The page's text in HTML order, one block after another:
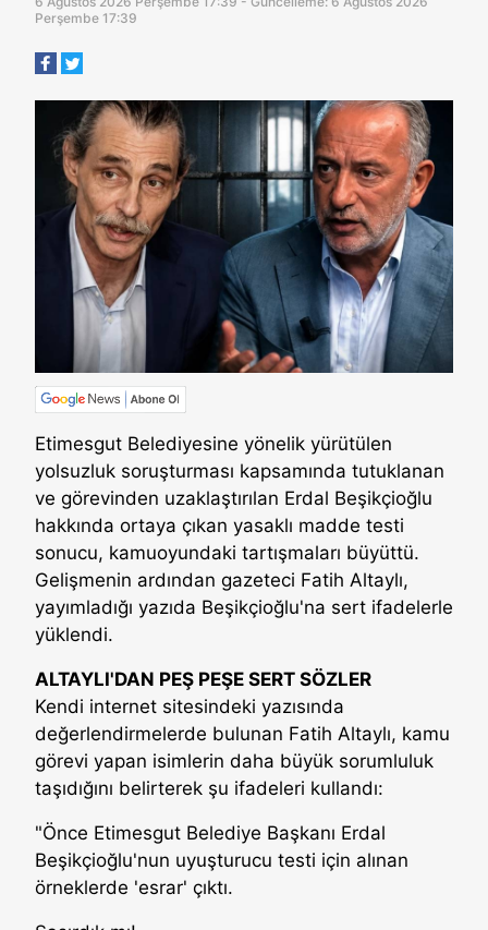
Perşembe 17:39
Etimesgut Belediyesine yönelik yürütülen
yolsuzluk soruşturması kapsamında tutuklanan
ve görevinden uzaklaştırılan Erdal Beşikçioğlu
hakkında ortaya çıkan yasaklı madde testi
sonucu, kamuoyundaki tartışmaları büyüttü.
Gelişmenin ardından gazeteci Fatih Altaylı,
yayımladığı yazıda Beşikçioğlu'na sert ifadelerle
yüklendi.
ALTAYLI'DAN PEŞ PEŞE SERT SÖZLER
Kendi internet sitesindeki yazısında
değerlendirmelerde bulunan Fatih Altaylı, kamu
görevi yapan isimlerin daha büyük sorumluluk
taşıdığını belirterek şu ifadeleri kullandı:
"Önce Etimesgut Belediye Başkanı Erdal
Beşikçioğlu'nun uyuşturucu testi için alınan
örneklerde 'esrar' çıktı.